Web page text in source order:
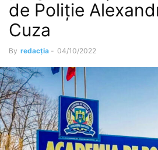
de Poliție
Cuza
By redacția - 04/10/2022